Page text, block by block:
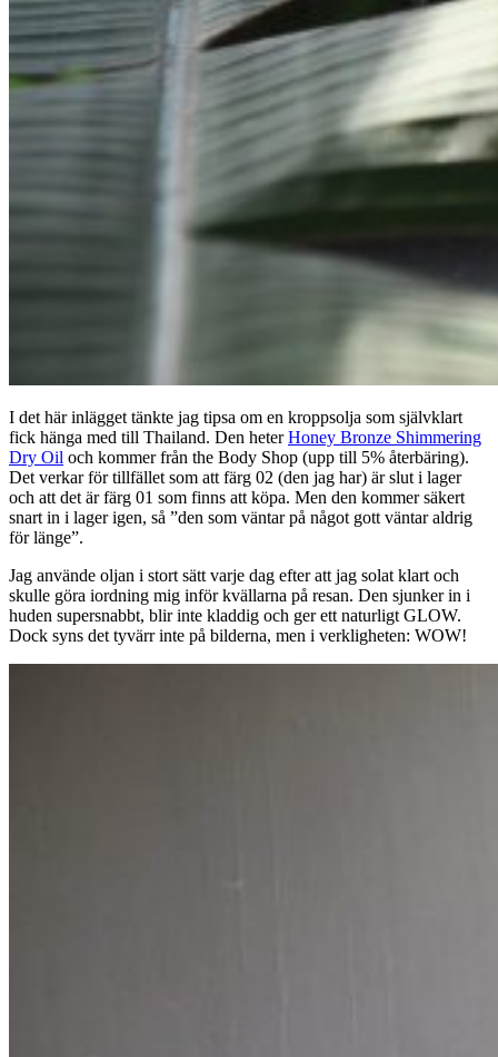
I det här inlägget tänkte jag tipsa om en kroppsolja som självklart
fick hänga med till Thailand. Den heterHoney Bronze Shimmering
Dry Oil och kommer från the Body Shop (upp till 5% återbäring).
Det verkar för tillfället som att färg 02 (den jag har) är slut i lager
och att det är färg 01 som finns att köpa. Men den kommer säkert
snart in i lager igen, så ”den som väntar på något gott väntar aldrig
för länge”.
Jag använde oljan i stort sätt varje dag efter att jag solat klart och
skulle göra iordning mig inför kvällarna på resan. Den sjunker in i
huden supersnabbt, blir inte kladdig och ger ett naturligt GLOW.
Dock syns det tyvärr inte på bilderna, men i verkligheten: WOW!